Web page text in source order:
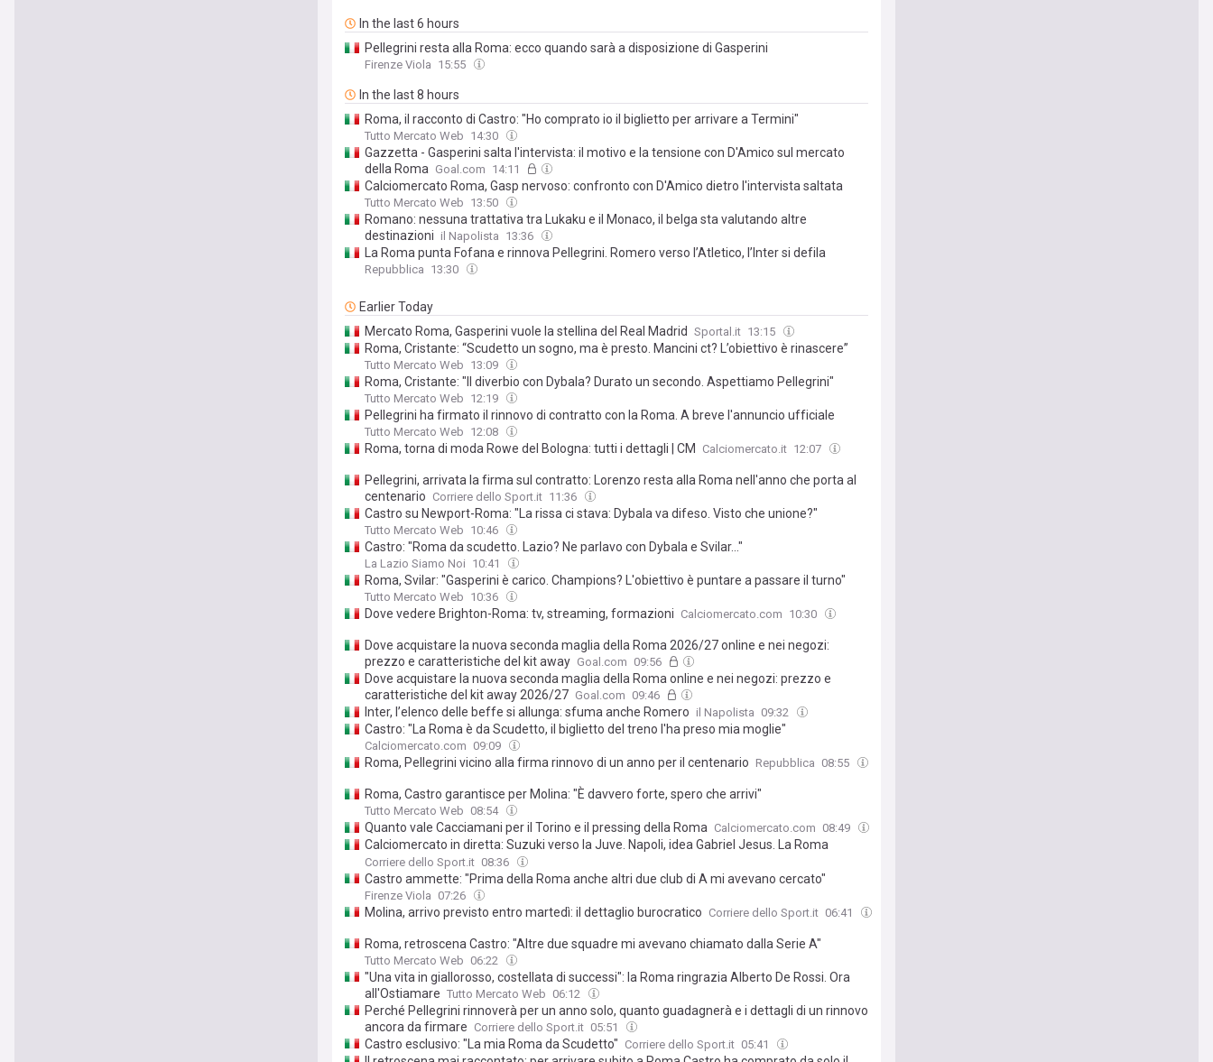
In the last 6 hours
Pellegrini resta alla Roma: ecco quando sarà a disposizione di Gasperini
Firenze Viola 15:55
In the last 8 hours
Roma, il racconto di Castro: "Ho comprato io il biglietto per arrivare a Termini"
Tutto Mercato Web 14:30
Gazzetta - Gasperini salta l'intervista: il motivo e la tensione con D'Amico sul mercato
della Roma Goal.com 14:11
Calciomercato Roma, Gasp nervoso: confronto con D'Amico dietro l'intervista saltata
Tutto Mercato Web 13:50
Romano: nessuna trattativa tra Lukaku e il Monaco, il belga sta valutando altre
destinazioni il Napolista 13:36
La Roma punta Fofana e rinnova Pellegrini. Romero verso l’Atletico, l’Inter si defila
Repubblica 13:30
Earlier Today
Mercato Roma, Gasperini vuole la stellina del Real Madrid Sportal.it 13:15
Roma, Cristante: “Scudetto un sogno, ma è presto. Mancini ct? L’obiettivo è rinascere”
Tutto Mercato Web 13:09
Roma, Cristante: "Il diverbio con Dybala? Durato un secondo. Aspettiamo Pellegrini"
Tutto Mercato Web 12:19
Pellegrini ha firmato il rinnovo di contratto con la Roma. A breve l'annuncio ufficiale
Tutto Mercato Web 12:08
Roma, torna di moda Rowe del Bologna: tutti i dettagli | CM Calciomercato.it 12:07
Pellegrini, arrivata la firma sul contratto: Lorenzo resta alla Roma nell'anno che porta al
centenario Corriere dello Sport.it 11:36
Castro su Newport-Roma: "La rissa ci stava: Dybala va difeso. Visto che unione?"
Tutto Mercato Web 10:46
Castro: "Roma da scudetto. Lazio? Ne parlavo con Dybala e Svilar..."
La Lazio Siamo Noi 10:41
Roma, Svilar: "Gasperini è carico. Champions? L'obiettivo è puntare a passare il turno"
Tutto Mercato Web 10:36
Dove vedere Brighton-Roma: tv, streaming, formazioni Calciomercato.com 10:30
Dove acquistare la nuova seconda maglia della Roma 2026/27 online e nei negozi:
prezzo e caratteristiche del kit away Goal.com 09:56
Dove acquistare la nuova seconda maglia della Roma online e nei negozi: prezzo e
caratteristiche del kit away 2026/27 Goal.com 09:46
Inter, l’elenco delle beffe si allunga: sfuma anche Romero il Napolista 09:32
Castro: "La Roma è da Scudetto, il biglietto del treno l'ha preso mia moglie"
Calciomercato.com 09:09
Roma, Pellegrini vicino alla firma rinnovo di un anno per il centenario Repubblica 08:55
Roma, Castro garantisce per Molina: "È davvero forte, spero che arrivi"
Tutto Mercato Web 08:54
Quanto vale Cacciamani per il Torino e il pressing della Roma Calciomercato.com 08:49
Calciomercato in diretta: Suzuki verso la Juve. Napoli, idea Gabriel Jesus. La Roma
attende Molina: tutte le trattative LIVE
Corriere dello Sport.it 08:36
Castro ammette: "Prima della Roma anche altri due club di A mi avevano cercato"
Firenze Viola 07:26
Molina, arrivo previsto entro martedì: il dettaglio burocratico Corriere dello Sport.it 06:41
Roma, retroscena Castro: "Altre due squadre mi avevano chiamato dalla Serie A"
Tutto Mercato Web 06:22
"Una vita in giallorosso, costellata di successi": la Roma ringrazia Alberto De Rossi. Ora
all'Ostiamare Tutto Mercato Web 06:12
Perché Pellegrini rinnoverà per un anno solo, quanto guadagnerà e i dettagli di un rinnovo
ancora da firmare Corriere dello Sport.it 05:51
Castro esclusivo: "La mia Roma da Scudetto" Corriere dello Sport.it 05:41